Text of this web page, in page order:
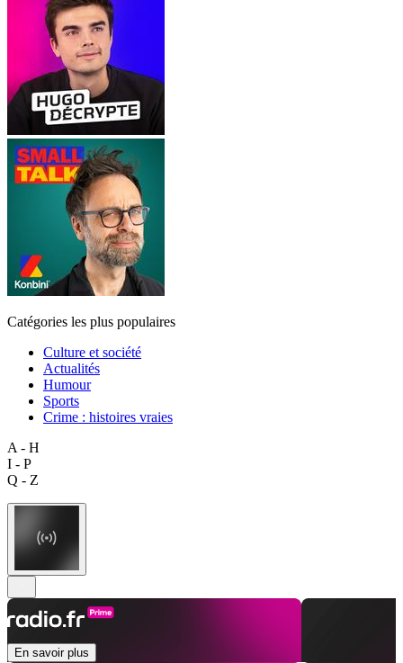
Catégories les plus populaires
Culture et société
Actualités
Humour
Sports
Crime : histoires vraies
A - H
I - P
Q - Z
En savoir plus